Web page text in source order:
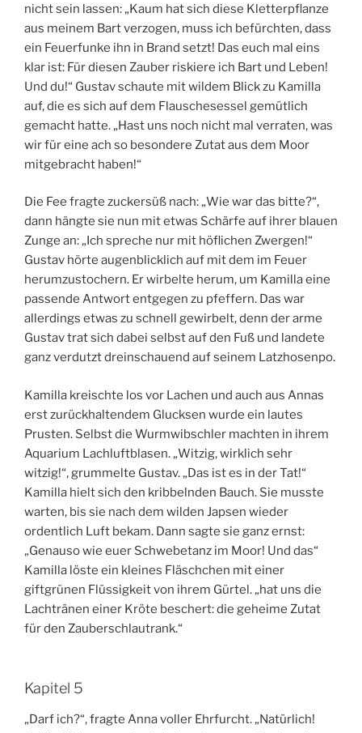
nicht sein lassen: „Kaum hat sich diese Kletterpflanze
aus meinem Bart verzogen, muss ich befürchten, dass
ein Feuerfunke ihn in Brand setzt! Das euch mal eins
klar ist: Für diesen Zauber riskiere ich Bart und Leben!
Und du!“ Gustav schaute mit wildem Blick zu Kamilla
auf, die es sich auf dem Flauschesessel gemütlich
gemacht hatte. „Hast uns noch nicht mal verraten, was
wir für eine ach so besondere Zutat aus dem Moor
mitgebracht haben!“
Die Fee fragte zuckersüß nach: „Wie war das bitte?“,
dann hängte sie nun mit etwas Schärfe auf ihrer blauen
Zunge an: „Ich spreche nur mit höflichen Zwergen!“
Gustav hörte augenblicklich auf mit dem im Feuer
herumzustochern. Er wirbelte herum, um Kamilla eine
passende Antwort entgegen zu pfeffern. Das war
allerdings etwas zu schnell gewirbelt, denn der arme
Gustav trat sich dabei selbst auf den Fuß und landete
ganz verdutzt dreinschauend auf seinem Latzhosenpo.
Kamilla kreischte los vor Lachen und auch aus Annas
erst zurückhaltendem Glucksen wurde ein lautes
Prusten. Selbst die Wurmwibschler machten in ihrem
Aquarium Lachluftblasen. „Witzig, wirklich sehr
witzig!“, grummelte Gustav. „Das ist es in der Tat!“
Kamilla hielt sich den kribbelnden Bauch. Sie musste
warten, bis sie nach dem wilden Japsen wieder
ordentlich Luft bekam. Dann sagte sie ganz ernst:
„Genauso wie euer Schwebetanz im Moor! Und das“
Kamilla löste ein kleines Fläschchen mit einer
giftgrünen Flüssigkeit von ihrem Gürtel. „hat uns die
Lachtränen einer Kröte beschert: die geheime Zutat
für den Zauberschlautrank.“
Kapitel 5
„Darf ich?“, fragte Anna voller Ehrfurcht. „Natürlich!